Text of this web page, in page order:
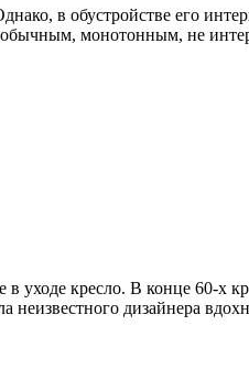
в обустройстве его
обычным, монотонным, не
уходе кресло. В конце 60-х
неизвестного дизайнера